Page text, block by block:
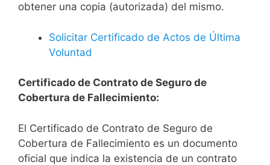
obtener una copia (autorizada) del mismo.
Solicitar Certificado de Actos de Última
Voluntad
Certificado de Contrato de Seguro de
Cobertura de Fallecimiento:
El Certificado de Contrato de Seguro de
Cobertura de Fallecimiento es un documento
oficial que indica la existencia de un contrato